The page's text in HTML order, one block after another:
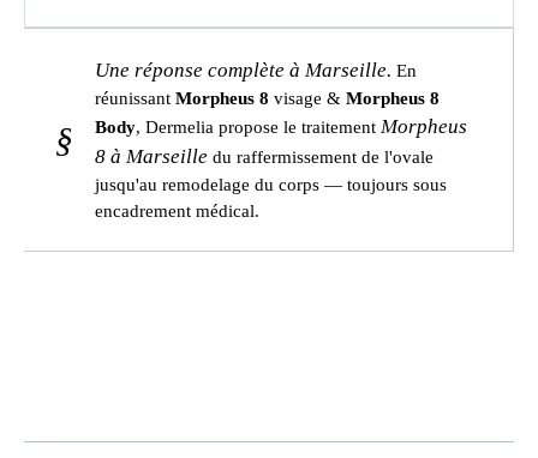
§
Une réponse complète à Marseille. En
réunissant Morpheus 8 visage & Morpheus 8
Body, Dermelia propose le traitement Morpheus
8 à Marseille du raffermissement de l'ovale
jusqu'au remodelage du corps — toujours sous
encadrement médical.